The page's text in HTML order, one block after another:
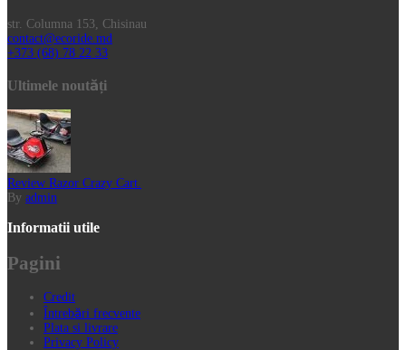
str. Columna 153, Chisinau
contact@ecoride.md
+373 (68) 78 22 33
Ultimele noutăți
Review Razor Crazy Cart.
By admin
Informatii utile
Pagini
Credit
Întrebări frecvente
Plata si livrare
Privacy Policy